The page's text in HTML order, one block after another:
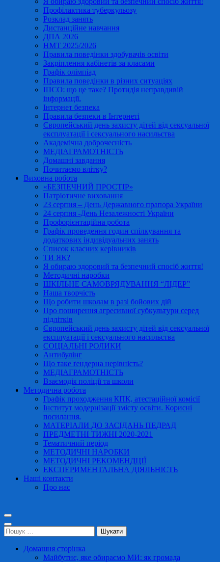
Профілактика туберкульозу
Розклад занять
Дистанційне навчання
ДПА 2026
НМТ 2025/2026
Правила поведінки здобувачів освіти
Закріплення кабінетів за класами
Графік олімпіад
Правила поведінки в різних ситуаціях
ІПСО: що це таке? Протидія неправдивій
інформації.
Інтернет безпека
Правила безпеки в Інтернеті
Європейський день захисту дітей від сексуальної
експлуатації і сексуального насильства
Академічна доброчесність
МЕДІАГРАМОТНІСТЬ
Домашні завдання
Почитаємо влітку?
Виховна робота
«БЕЗПЕЧНИЙ ПРОСТІР»
Патріотичне виховання
23 серпня – День Державного прапора України
24 серпня -День Незалежності України
Профорієнтаційна робота
Графік проведення годин спілкування та
додаткових індивідуальних занять
Список класних керівників
ТИ ЯК?
Я обираю здоровий та безпечний спосіб життя!
Методичні наробки
ШКІЛЬНЕ САМОВРЯДУВАННЯ “ЛІДЕР”
Наша творчість
Що робити школам в разі бойових дій
Про поширення агресивної субкультури серед
підлітків
Європейський день захисту дітей від сексуальної
експлуатації і сексуального насильства
СОЦІАЛЬНІ РОЛИКИ
Антибулінг
Що таке ґендерна нерівність?
МЕДІАГРАМОТНІСТЬ
Взаємодія поліції та школи
Методична робота
Графік проходження КПК, атестаційної комісії
Інститут модернізації змісту освіти. Корисні
посилання.
МАТЕРІАЛИ ДО ЗАСІДАНЬ ПЕДРАД
ПРЕДМЕТНІ ТИЖНІ 2020-2021
Тематичний період
МЕТОДИЧНІ НАРОБКИ
МЕТОДИЧНІ РЕКОМЕНДЦІЇ
ЕКСПЕРИМЕНТАЛЬНА ДІЯЛЬНІСТЬ
Наші контакти
Про нас
Пошук:
Домашня сторінка
Майбутнє, яке обираємо МИ: як громада